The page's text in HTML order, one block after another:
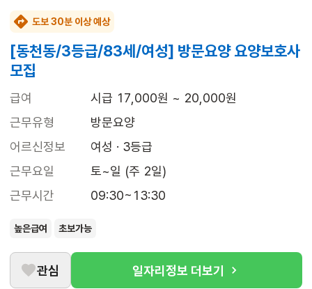
도보 30분 이상 예상
[동천동/3등급/83세/여성] 방문요양 요양보호사
모집
급여
시급 17,000원 ~ 20,000원
근무유형
방문요양
어르신정보
여성 · 3등급
근무요일
토~일 (주 2일)
근무시간
09:30~13:30
높은급여 초보가능
관심 일자리정보 더보기